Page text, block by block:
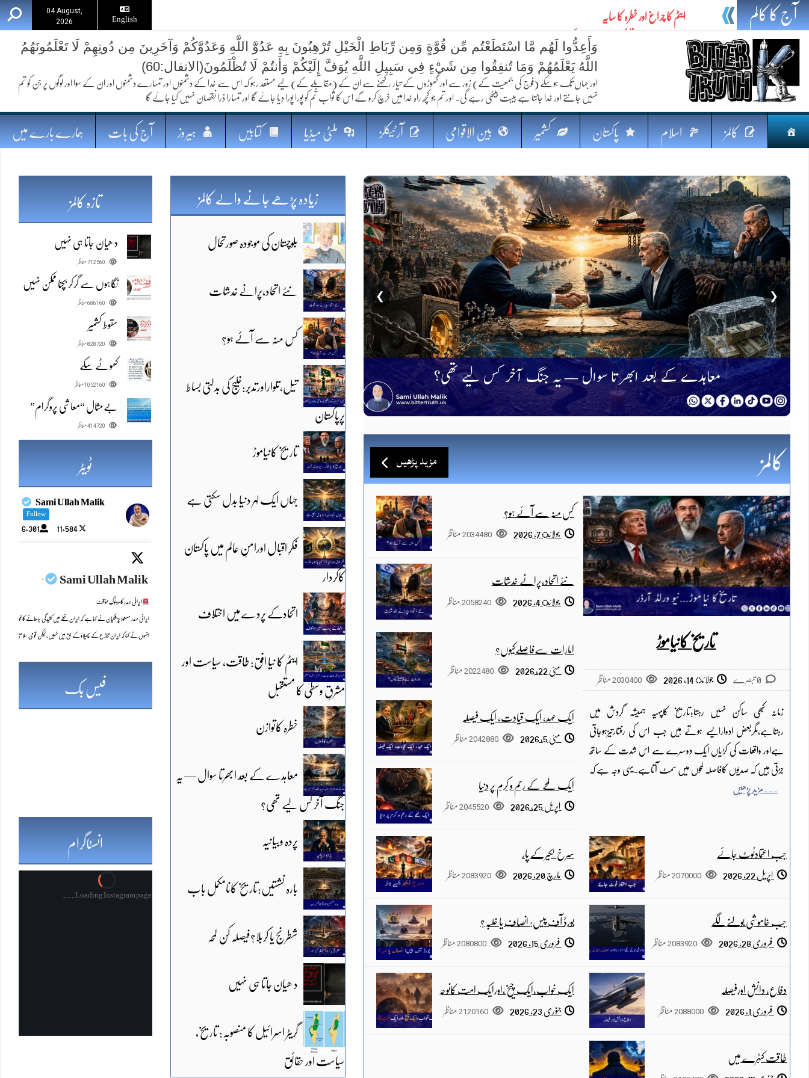
04 August,
2026
English آج کا کالم ایٹم کا چراغ اور خطرہ کا سایہ
تیل،تلواراورتدبر:خلیج کی بدلتی بساط پرپاکستان
ایٹم کا نیا افق: طاقت، سیاست اور مشرقِ وسطیٰ کا مستقبل
فکرِ اقبال اورامنِ عالم میں پاکستان کاکردار
جہاں ایک لہر دنیا بدل سکتی ہے
پردہ وبیانیہ
وَأَعِدُّوا لَهُم مَّا اسْتَطَعْتُم مِّن قُوَّةٍ وَمِن رِّبَاطِ الْخَيْلِ تُرْهِبُونَ بِهِ عَدُوَّ اللَّهِ وَعَدُوَّكُمْ وَآخَرِينَ مِن دُونِهِمْ لَا تَعْلَمُونَهُمُ
اللَّهُ يَعْلَمُهُمْ وَمَا تُنفِقُوا مِن شَيْءٍ فِي سَبِيلِ اللَّهِ يُوَفَّ إِلَيْكُمْ وَأَنتُمْ لَا تُظْلَمُونَ(الانفال:60)
اور جہاں تک ہوسکے (فوج کی جمعیت کے) زور سے اور گھوڑوں کے تیار رکھنے سے ان کے (مقابلے کے) لیے مستعد رہو کہ اس سے خدا کے دشمنوں اور تمہارے دشمنوں اور ان کے سوا اور لوگوں پر جن کو تم
نہیں جانتے اور خدا جانتا ہے ہیبت بیٹھی رہے گی۔ اور تم جو کچھ راہ خدا میں خرچ کرو گے اس کا ثواب تم کو پورا پورا دیا جائے گا اور تمہارا ذرا نقصان نہیں کیا جائے گا
صفحہ کالمز اسلام پاکستان کشمیر بین الاقوامی آرٹیکلز ملٹی میڈیا کتابیں ہیروز آج کی بات ہمارے بارے میں
❮
❯
کالمز مزید پڑھیں
تاریخ کانیاموڑ
جولائ 14, 2026 2030400مناظر
زمانہ کبھی ساکن نہیں رہتا؛تاریخ کاپہیہ ہمیشہ گردش میں
رہتاہے،مگربعض ادوارایسے ہوتے ہیں جب اس کی رفتارتیزہوجاتی
ہےاور واقعات کی کڑیاں ایک دوسرے سے اس شدت کے ساتھ
جڑتی ہیں کہ صدیوں کافاصلہ لمحوں میں سمٹ آتاہے۔یہی وجہ ہے کہ
مزید پڑھیں
کس منہ سے آئے ہو؟
جولائ 7, 2026 2034480 مناظر
نئے اتحاد،پرانے خدشات
جولائ 4, 2026 2058240 مناظر
امارات سےفاصلےکیوں؟
مئی 22, 2026 2022480 مناظر
ایک عہد، ایک قیادت، ایک فیصلہ
مئی 5, 2026 2042880 مناظر
ایک لمحے کے رحم و کرم پر دنیا
اپریل 25, 2026 2045520 مناظر
جب اعتمادٹوٹ جائے
اپریل 22, 2026 2070000 مناظر
سرخ لکیرکے پار
مارچ 20, 2026 2083920 مناظر
جب خاموشی بولنے لگے
فروری 28, 2026 2083920 مناظر
بورڈ آف پیس: انصاف یا غلبہ؟
فروری 15, 2026 2080800 مناظر
دفاع، دانش اورفیصلہ
فروری 1, 2026 2088000 مناظر
ایک خواب،ایک چیخ،اورایک امت کانوحہ
جنوری 23, 2026 2120160 مناظر
طاقت کٹہرے میں
زیادہ پڑھے جانے والے کالمز
بلوچستان کی موجودہ صورتحال
نئے اتحاد،پرانے خدشات
کس منہ سے آئے ہو؟
تیل،تلواراورتدبر:خلیج کی بدلتی بساط
پرپاکستان
تاریخ کانیاموڑ
جہاں ایک لہر دنیا بدل سکتی ہے
فکرِ اقبال اورامنِ عالم میں پاکستان
کاکردار
اتحادکے پردے میں اختلاف
ایٹم کا نیا افق: طاقت، سیاست اور
مشرقِ وسطیٰ کا مستقبل
خطرہ کاتوازن
معاہدے کے بعد ابھرتا سوال — یہ
جنگ آخر کس لیے تھی؟
پردہ وبیانیہ
بارہ نشستیں:تاریخ کانامکمل باب
شطرنج یا کربلا؟فیصلہ کن لمحہ
د ھیان جاتا ہی نہیں
گریٹر اسرائیل کا منصوبہ: تاریخ،
سیاست اور حقائق
تازہ کالمز
د ھیان جاتا ہی نہیں
712560مناظر
نگاہوں سے گرکر بچنا ممکن نہیں
686160مناظر
سقوط کشمیر
828720مناظر
کھوٹے سکے
1052160مناظر
بےمثال “معاشی پروگرام”
414720مناظر
ٹویٹر
Sami Ullah Malik
Follow
11,584
6,301
Sami Ullah Malik
·
ایرانی صدر کا دوٹوک مؤقف
ایرانی صدر مسعود پزشکیان نے کہا ہے کہ ایران خطے میں کشیدگی بڑھانے کا
انہوں نے کہا کہ ایران تنازع کے پھیلاؤ کے حق میں نہیں، لیکن قومی سلامتی اور
Sami Ullah Malik
in Gelendzhik, Russia; killing 4 people and injuring 13 others.
فیس بک
انسٹاگرام
Loading Instagram page...